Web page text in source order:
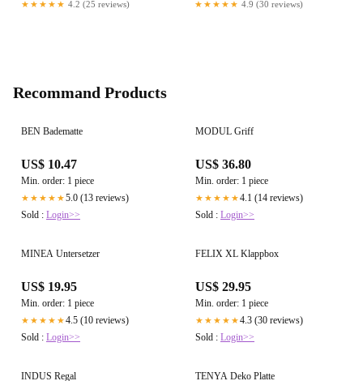
★★★★★ 4.2 (25 reviews) ★★★★★ 4.9 (30 reviews)
Recommand Products
BEN Badematte
US$ 10.47
Min. order: 1 piece
★★★★★5.0 (13 reviews)
Sold : Login>>
MODUL Griff
US$ 36.80
Min. order: 1 piece
★★★★★4.1 (14 reviews)
Sold : Login>>
MINEA Untersetzer
US$ 19.95
Min. order: 1 piece
★★★★★4.5 (10 reviews)
Sold : Login>>
FELIX XL Klappbox
US$ 29.95
Min. order: 1 piece
★★★★★4.3 (30 reviews)
Sold : Login>>
INDUS Regal TENYA Deko Platte